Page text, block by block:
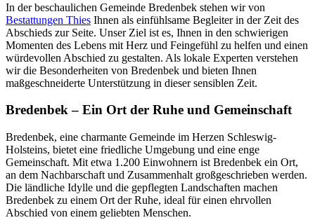
In der beschaulichen Gemeinde Bredenbek stehen wir von
Bestattungen Thies Ihnen als einfühlsame Begleiter in der Zeit des
Abschieds zur Seite. Unser Ziel ist es, Ihnen in den schwierigen
Momenten des Lebens mit Herz und Feingefühl zu helfen und einen
würdevollen Abschied zu gestalten. Als lokale Experten verstehen
wir die Besonderheiten von Bredenbek und bieten Ihnen
maßgeschneiderte Unterstützung in dieser sensiblen Zeit.
Bredenbek – Ein Ort der Ruhe und Gemeinschaft
Bredenbek, eine charmante Gemeinde im Herzen Schleswig-
Holsteins, bietet eine friedliche Umgebung und eine enge
Gemeinschaft. Mit etwa 1.200 Einwohnern ist Bredenbek ein Ort,
an dem Nachbarschaft und Zusammenhalt großgeschrieben werden.
Die ländliche Idylle und die gepflegten Landschaften machen
Bredenbek zu einem Ort der Ruhe, ideal für einen ehrvollen
Abschied von einem geliebten Menschen.